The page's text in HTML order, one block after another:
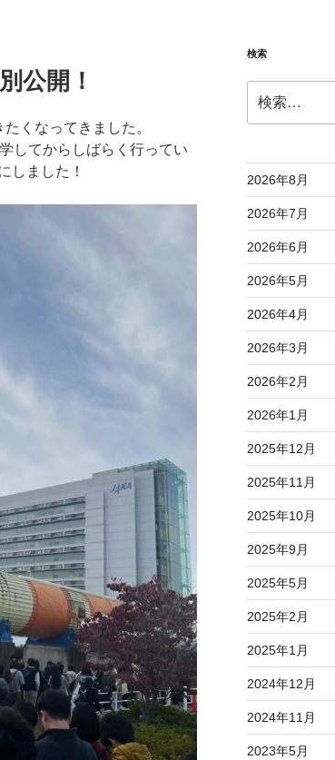
公開！
くなってきました。
してからしばらく行ってい
しました！
検索
索:
2026年8月
2026年7月
2026年6月
2026年5月
2026年4月
2026年3月
2026年2月
2026年1月
2025年12月
2025年11月
2025年10月
2025年9月
2025年5月
2025年2月
2025年1月
2024年12月
2024年11月
2023年5月